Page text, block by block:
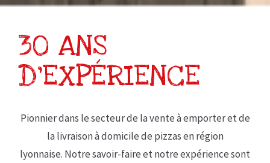
30 ANS
D’EXPÉRIENCE
Pionnier dans le secteur de la vente à emporter et de
la livraison à domicile de pizzas en région
lyonnaise. Notre savoir-faire et notre expérience sont